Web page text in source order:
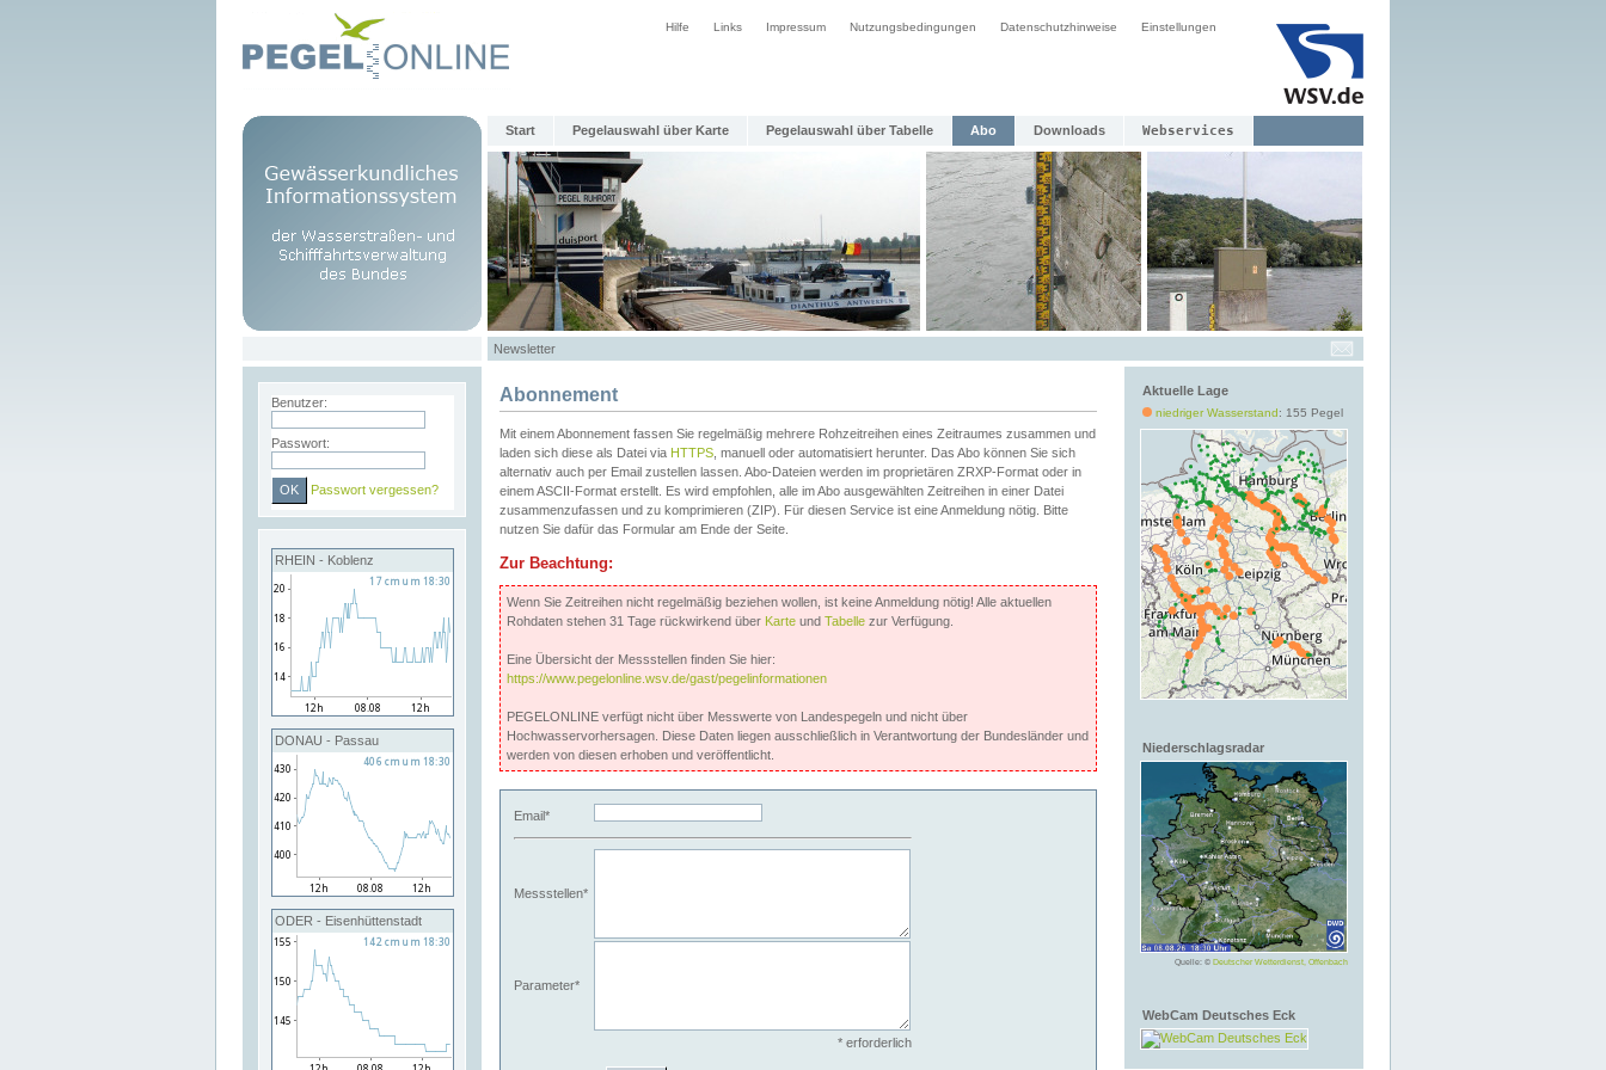
Hilfe Links Impressum Nutzungsbedingungen Datenschutzhinweise Einstellungen
Start Pegelauswahl über Karte Pegelauswahl über Tabelle Abo Downloads Webservices
Newsletter
Benutzer:
Passwort:
Passwort vergessen?
RHEIN - Koblenz
DONAU - Passau
ODER - Eisenhüttenstadt
Aktuelle Lage
niedriger Wasserstand: 155 Pegel
Niederschlagsradar
Quelle: © Deutscher Wetterdienst, Offenbach
WebCam Deutsches Eck
Abonnement
Mit einem Abonnement fassen Sie regelmäßig mehrere Rohzeitreihen eines Zeitraumes zusammen und
laden sich diese als Datei via HTTPS , manuell oder automatisiert herunter. Das Abo können Sie sich
alternativ auch per Email zustellen lassen. Abo-Dateien werden im proprietären ZRXP-Format oder in
einem ASCII-Format erstellt. Es wird empfohlen, alle im Abo ausgewählten Zeitreihen in einer Datei
zusammenzufassen und zu komprimieren (ZIP). Für diesen Service ist eine Anmeldung nötig. Bitte
nutzen Sie dafür das Formular am Ende der Seite.
Zur Beachtung:
Wenn Sie Zeitreihen nicht regelmäßig beziehen wollen, ist keine Anmeldung nötig! Alle aktuellen
Rohdaten stehen 31 Tage rückwirkend über Karte und Tabelle zur Verfügung.
Eine Übersicht der Messstellen finden Sie hier:
https://www.pegelonline.wsv.de/gast/pegelinformationen
PEGELONLINE verfügt nicht über Messwerte von Landespegeln und nicht über
Hochwasservorhersagen. Diese Daten liegen ausschließlich in Verantwortung der Bundesländer und
werden von diesen erhoben und veröffentlicht.
Email*
Messstellen*
Parameter*
* erforderlich